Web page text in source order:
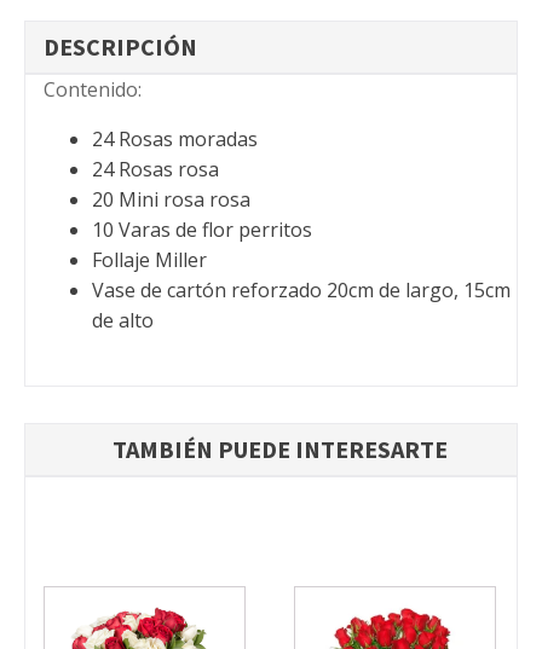
DESCRIPCIÓN
Contenido:
24 Rosas moradas
24 Rosas rosa
20 Mini rosa rosa
10 Varas de flor perritos
Follaje Miller
Vase de cartón reforzado 20cm de largo, 15cm
de alto
TAMBIÉN PUEDE INTERESARTE